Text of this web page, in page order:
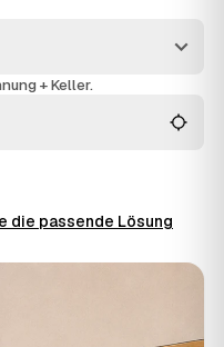
entsorgen alles
Art, deine
+ Keller.
die passende Lösung